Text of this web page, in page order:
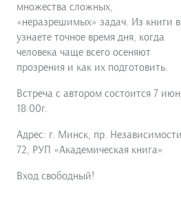
множества сложных,
«неразрешимых» задач. Из книги
узнаете точное время дня, когда
человека чаще всего осеняют
прозрения и как их подготовить.
Встреча с автором состоится 7
18:00г.
Адрес: г. Минск, пр.
72, РУП «Академическая книга»
Вход свободный!